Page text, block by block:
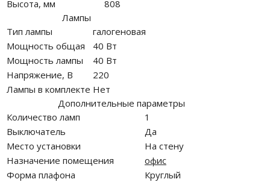
Высота, мм
808
Лампы
Тип лампы
галогеновая
Мощность общая
40 Вт
Мощность лампы
40 Вт
Напряжение, В
220
Лампы в комплекте Нет
Дополнительные параметры
Количество ламп
1
Выключатель
Да
Место установки
На стену
Назначение помещения
офис
Форма плафона
Круглый